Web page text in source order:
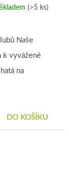
(>5 ks)
DO KOŠÍKU
Naše
k vyvážené
na